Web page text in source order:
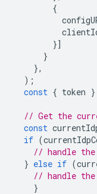
{
}]
}
},
);
const { token }
// Get the
const
if (
// handle
} else if (
// handle
}